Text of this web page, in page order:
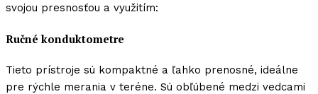
svojou presnosťou a využitím:
Ručné konduktometre
Tieto prístroje sú kompaktné a ľahko prenosné, ideálne
pre rýchle merania v teréne. Sú obľúbené medzi vedcami